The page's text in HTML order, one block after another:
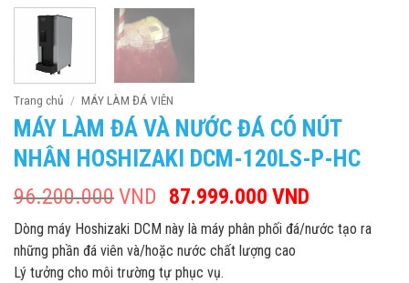
Trang chủ / MÁY LÀM ĐÁ VIÊN
MÁY LÀM ĐÁ VÀ NƯỚC ĐÁ CÓ NÚT
NHÂN HOSHIZAKI DCM-120LS-P-HC
96.200.000VND Giá
gốc
là:
96.200.000VND.
87.999.000 VND
hiện
tại
Dòng máy Hoshizaki DCM này là máy phân phối đá/nước tạo ra
những phần đá viên và/hoặc nước chất lượng cao
Lý tưởng cho môi trường tự phục vụ.